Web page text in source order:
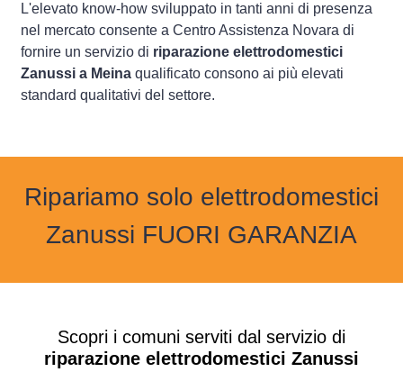
L'elevato know-how sviluppato in tanti anni di presenza
nel mercato consente a Centro Assistenza Novara di
fornire un servizio di riparazione elettrodomestici
Zanussi a Meina qualificato consono ai più elevati
standard qualitativi del settore.
Ripariamo solo elettrodomestici
Zanussi FUORI GARANZIA
Scopri i comuni serviti dal servizio di
riparazione elettrodomestici Zanussi